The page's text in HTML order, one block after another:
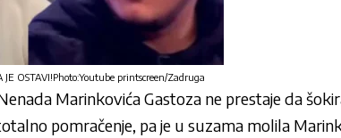
OSTAVI!Photo:Youtube printscreen/Zadruga
Marinkovića Gastoza ne prestaje da
pomračenje, pa je u suzama molila